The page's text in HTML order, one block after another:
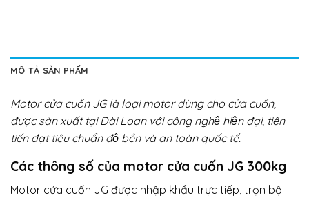
MÔ TẢ SẢN PHẨM
Motor cửa cuốn JG là loại motor dùng cho cửa cuốn,
được sản xuất tại Đài Loan với công nghệ hiện đại, tiên
tiến đạt tiêu chuẩn độ bền và an toàn quốc tế.
Các thông số của motor cửa cuốn JG 300kg
Motor cửa cuốn JG được nhập khẩu trực tiếp, trọn bộ